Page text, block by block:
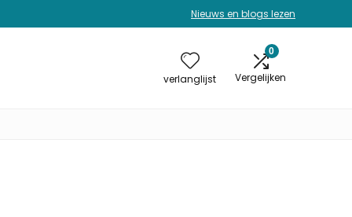
Nieuws en blogs lezen
verlanglijst
0
Vergelijken